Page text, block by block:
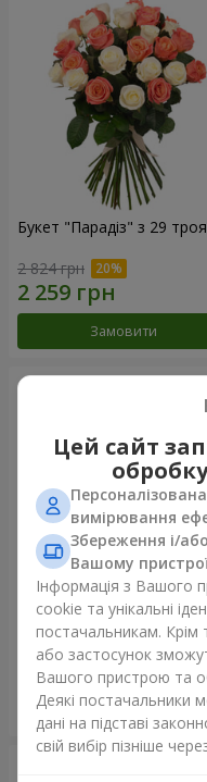
Букет "Парадіз" з 29
2 824 грн
Замовити
Букет "У захваті від
2 775 грн
Замовити
Цей сайт
вимірювання
Збереження і/
Вашому
Інформація з Вашого
cookie та унікальні
постачальникам.
або застосунок
Вашого пристрою та
Деякі постачальники
дані на підставі
свій вибір пізніше